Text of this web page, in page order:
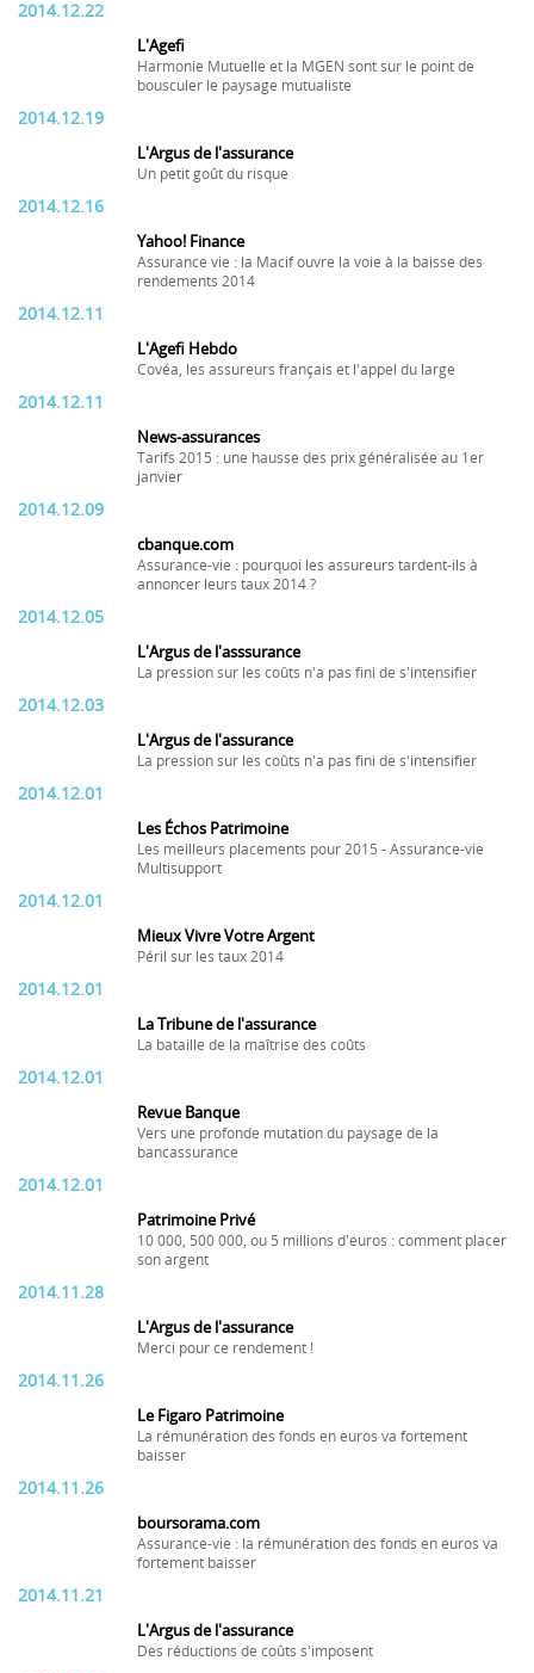
2014.12.22
L'Agefi
Harmonie Mutuelle et la MGEN sont sur le point de
bousculer le paysage mutualiste
2014.12.19
L'Argus de l'assurance
Un petit goût du risque
2014.12.16
Yahoo! Finance
Assurance vie : la Macif ouvre la voie à la baisse des
rendements 2014
2014.12.11
L'Agefi Hebdo
Covéa, les assureurs français et l'appel du large
2014.12.11
News-assurances
Tarifs 2015 : une hausse des prix généralisée au 1er
janvier
2014.12.09
cbanque.com
Assurance-vie : pourquoi les assureurs tardent-ils à
annoncer leurs taux 2014 ?
2014.12.05
L'Argus de l'asssurance
La pression sur les coûts n'a pas fini de s'intensifier
2014.12.03
L'Argus de l'assurance
La pression sur les coûts n'a pas fini de s'intensifier
2014.12.01
Les Échos Patrimoine
Les meilleurs placements pour 2015 - Assurance-vie
Multisupport
2014.12.01
Mieux Vivre Votre Argent
Péril sur les taux 2014
2014.12.01
La Tribune de l'assurance
La bataille de la maîtrise des coûts
2014.12.01
Revue Banque
Vers une profonde mutation du paysage de la
bancassurance
2014.12.01
Patrimoine Privé
10 000, 500 000, ou 5 millions d'euros : comment placer
son argent
2014.11.28
L'Argus de l'assurance
Merci pour ce rendement !
2014.11.26
Le Figaro Patrimoine
La rémunération des fonds en euros va fortement
baisser
2014.11.26
boursorama.com
Assurance-vie : la rémunération des fonds en euros va
fortement baisser
2014.11.21
L'Argus de l'assurance
Des réductions de coûts s'imposent